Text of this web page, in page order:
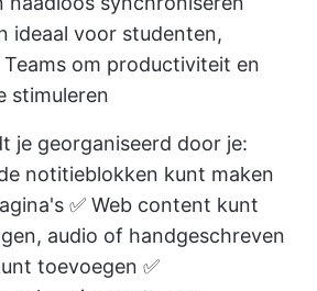
ideaal voor studenten,
om productiviteit en
stimuleren
je georganiseerd door je:
notitieblokken kunt maken
✅ Web content kunt
audio of handgeschreven
toevoegen ✅